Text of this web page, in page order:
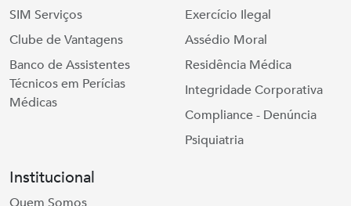
SIM Serviços
Clube de Vantagens
Banco de Assistentes
Técnicos em Perícias
Médicas
Exercício Ilegal
Assédio Moral
Residência Médica
Integridade Corporativa
Compliance - Denúncia
Psiquiatria
Institucional